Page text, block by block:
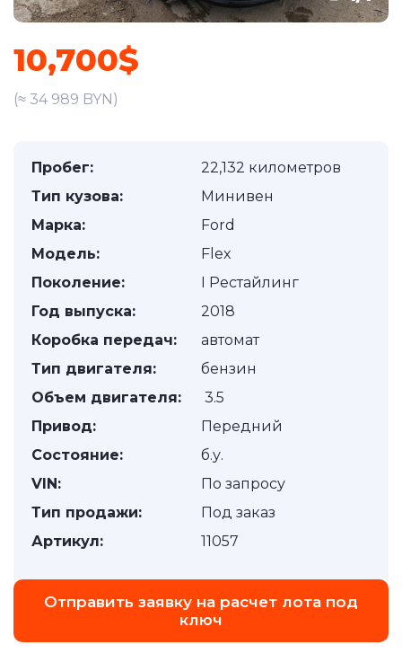
10,700$
(≈ 34 989 BYN)
Пробег:
22,132 километров
Тип кузова:
Минивен
Марка:
Ford
Модель:
Flex
Поколение:
I Рестайлинг
Год выпуска:
2018
Коробка передач:
автомат
Тип двигателя:
бензин
Объем двигателя:
3.5
Привод:
Передний
Состояние:
б.у.
VIN:
По запросу
Тип продажи:
Под заказ
Артикул:
11057
Отправить заявку на расчет лота под
ключ